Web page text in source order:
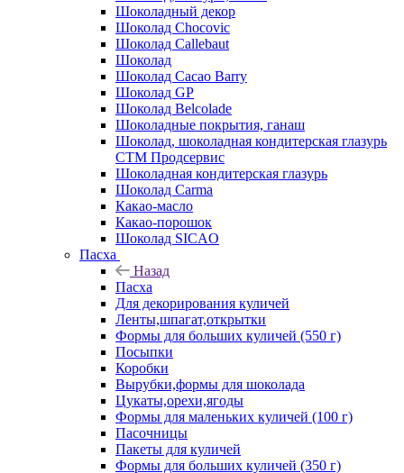
Шоколадный декор
Шоколад Chocovic
Шоколад Callebaut
Шоколад
Шоколад Cacao Barry
Шоколад GP
Шоколад Belcolade
Шоколадные покрытия, ганаш
Шоколад, шоколадная кондитерская глазурь
СТМ Продсервис
Шоколадная кондитерская глазурь
Шоколад Carma
Какао-масло
Какао-порошок
Шоколад SICAO
Пасха
Назад
Пасха
Для декорирования куличей
Ленты,шпагат,открытки
Формы для больших куличей (550 г)
Посыпки
Коробки
Вырубки,формы для шоколада
Цукаты,орехи,ягоды
Формы для маленьких куличей (100 г)
Пасочницы
Пакеты для куличей
Формы для больших куличей (350 г)